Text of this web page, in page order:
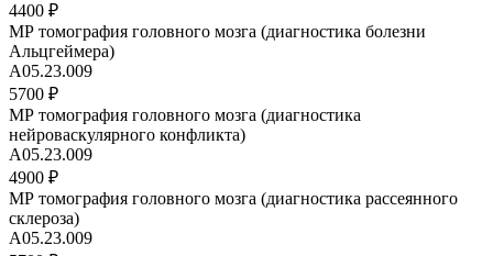
4400 ₽
МР томография головного мозга (диагностика болезни
Альцгеймера)
A05.23.009
5700 ₽
МР томография головного мозга (диагностика
нейроваскулярного конфликта)
A05.23.009
4900 ₽
МР томография головного мозга (диагностика рассеянного
склероза)
A05.23.009